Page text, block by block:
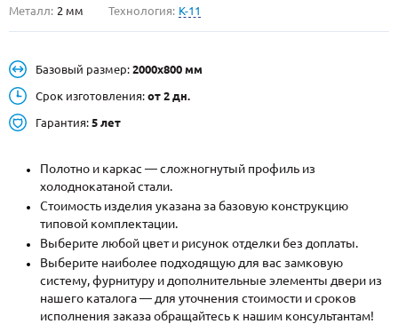
КОНТАКТЫ
Металлические двери от производителя с доставкой и установкой в
Москве и МО
НАЙТИ:
+7 (495) 411-44-41
INFO@META-M.RU
ЗАПРОСИТЬ РАСЧЕТ
Каталог Распродажа Как купить
Металл: 2 мм Технология: K-11
Базовый размер: 2000х800 мм
Срок изготовления: от 2 дн.
Гарантия: 5 лет
Полотно и каркас — сложногнутый профиль из
холоднокатаной стали.
Стоимость изделия указана за базовую конструкцию
типовой комплектации.
Выберите любой цвет и рисунок отделки без доплаты.
Выберите наиболее подходящую для вас замковую
систему, фурнитуру и дополнительные элементы двери из
нашего каталога — для уточнения стоимости и сроков
исполнения заказа обращайтесь к нашим консультантам!